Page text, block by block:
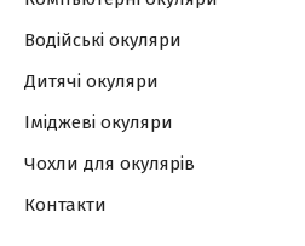
Водійські окуляри
Дитячі окуляри
Іміджеві окуляри
Чохли для окулярів
Контакти